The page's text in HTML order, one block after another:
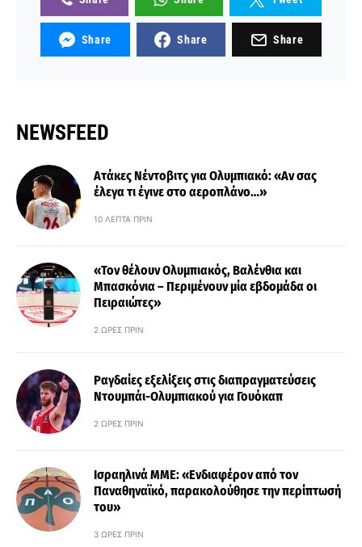
Share Share Share
NEWSFEED
Ατάκες Νέντοβιτς για Ολυμπιακό: «Αν σας
έλεγα τι έγινε στο αεροπλάνο…»
10 ΛΕΠΤΆ ΠΡΙΝ
«Τον θέλουν Ολυμπιακός, Βαλένθια και
Μπασκόνια – Περιμένουν μία εβδομάδα οι
Πειραιώτες»
2 ΏΡΕΣ ΠΡΙΝ
Ραγδαίες εξελίξεις στις διαπραγματεύσεις
Ντουμπάι-Ολυμπιακού για Γουόκαπ
2 ΏΡΕΣ ΠΡΙΝ
Ισραηλινά ΜΜΕ: «Ενδιαφέρον από τον
Παναθηναϊκό, παρακολούθησε την περίπτωσή
του»
3 ΏΡΕΣ ΠΡΙΝ